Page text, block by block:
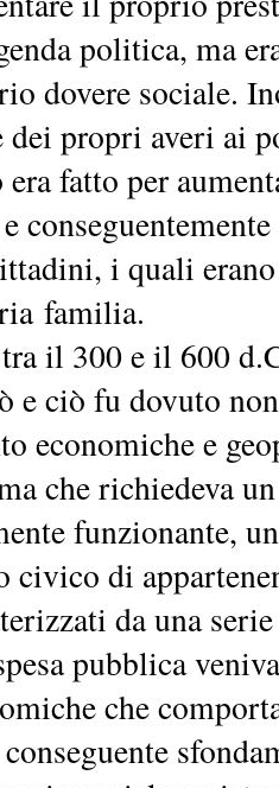
politica, ma
dovere sociale.
dei propri averi ai
era fatto per
i quali
familia.
il 300 e il 600
e ciò fu dovuto
economiche e
che richiedeva
funzionante,
civico di
da una
pubblica
che